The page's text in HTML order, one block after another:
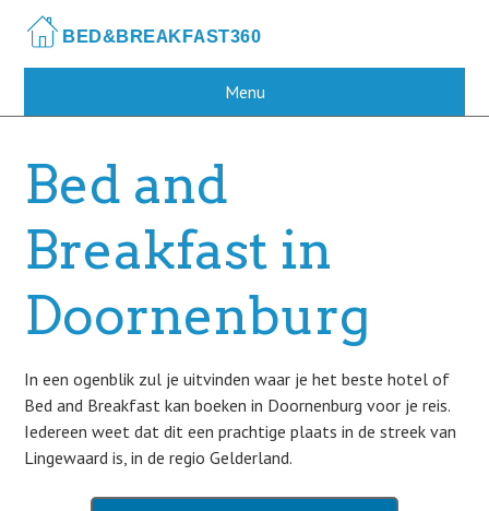
main
Menu
Bed and
Breakfast in
Doornenburg
In een ogenblik zul je uitvinden waar je het beste hotel of
Bed and Breakfast kan boeken in Doornenburg voor je reis.
Iedereen weet dat dit een prachtige plaats in de streek van
Lingewaard is, in de regio Gelderland.